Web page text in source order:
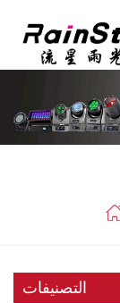
التصنيفات